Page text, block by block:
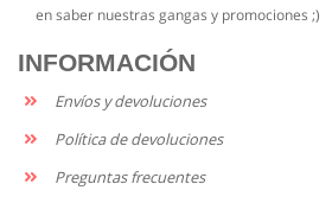
en saber nuestras gangas y promociones ;)
INFORMACIÓN
Envíos y devoluciones
Política de devoluciones
Preguntas frecuentes